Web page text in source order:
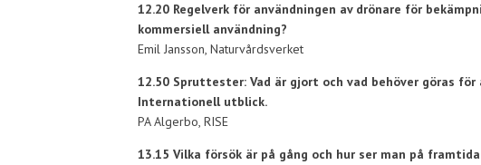
12.20 Regelverk för användningen av drönare för
kommersiell användning?
Emil Jansson, Naturvårdsverket
12.50 Spruttester: Vad är gjort och vad behöver göras
Internationell utblick.
PA Algerbo, RISE
13.15 Vilka försök är på gång och hur ser man på